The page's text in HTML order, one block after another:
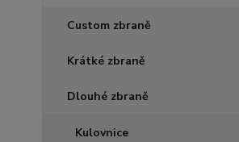
Custom zbraně
Krátké zbraně
Dlouhé zbraně
Kulovnice